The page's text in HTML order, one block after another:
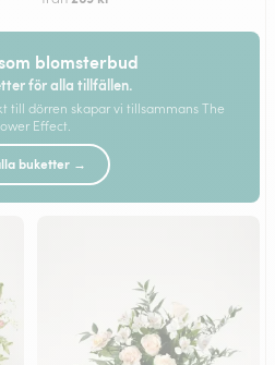
blomsterbud
för alla tillfällen.
till dörren skapar vi tillsammans The
Effect.
buketter →